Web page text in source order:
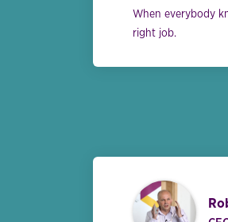
When everybody
right job.